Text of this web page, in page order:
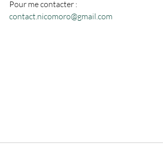
Pour me contacter :
contact.nicomoro@gmail.com